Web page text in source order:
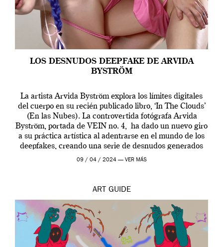
LOS DESNUDOS DEEPFAKE DE ARVIDA
BYSTRÖM
La artista Arvida Byström explora los límites digitales
del cuerpo en su recién publicado libro, ‘In The Clouds’
(En las Nubes). La controvertida fotógrafa Arvida
Byström, portada de VEIN no. 4, ha dado un nuevo giro
a su práctica artística al adentrarse en el mundo de los
deepfakes, creando una serie de desnudos generados
por […]
09 / 04 / 2024 — VER MÁS
ART GUIDE